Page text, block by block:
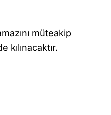
müteakip
kılınacaktır.